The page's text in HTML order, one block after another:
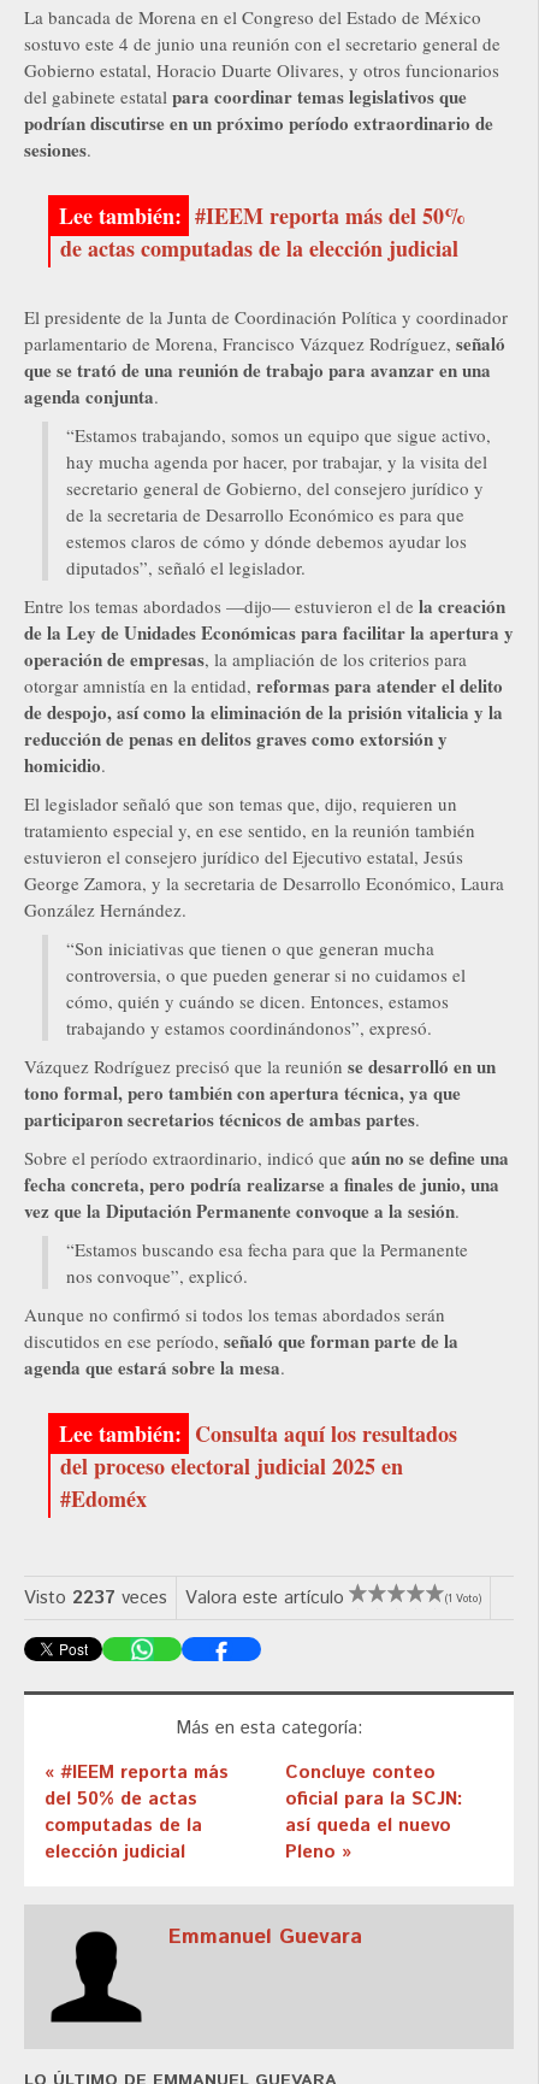
La bancada de Morena en el Congreso del Estado de México
sostuvo este 4 de junio una reunión con el secretario general de
Gobierno estatal, Horacio Duarte Olivares, y otros funcionarios
del gabinete estatal para coordinar temas legislativos que
podrían discutirse en un próximo período extraordinario de
sesiones.
#IEEM reporta más del 50%
de actas computadas de la elección judicial
El presidente de la Junta de Coordinación Política y coordinador
parlamentario de Morena, Francisco Vázquez Rodríguez, señaló
que se trató de una reunión de trabajo para avanzar en una
agenda conjunta.
“Estamos trabajando, somos un equipo que sigue activo,
hay mucha agenda por hacer, por trabajar, y la visita del
secretario general de Gobierno, del consejero jurídico y
de la secretaria de Desarrollo Económico es para que
estemos claros de cómo y dónde debemos ayudar los
diputados”, señaló el legislador.
Entre los temas abordados —dijo— estuvieron el de la creación
de la Ley de Unidades Económicas para facilitar la apertura y
operación de empresas, la ampliación de los criterios para
otorgar amnistía en la entidad, reformas para atender el delito
de despojo, así como la eliminación de la prisión vitalicia y la
reducción de penas en delitos graves como extorsión y
homicidio.
El legislador señaló que son temas que, dijo, requieren un
tratamiento especial y, en ese sentido, en la reunión también
estuvieron el consejero jurídico del Ejecutivo estatal, Jesús
George Zamora, y la secretaria de Desarrollo Económico, Laura
González Hernández.
“Son iniciativas que tienen o que generan mucha
controversia, o que pueden generar si no cuidamos el
cómo, quién y cuándo se dicen. Entonces, estamos
trabajando y estamos coordinándonos”, expresó.
Vázquez Rodríguez precisó que la reunión se desarrolló en un
tono formal, pero también con apertura técnica, ya que
participaron secretarios técnicos de ambas partes.
Sobre el período extraordinario, indicó que aún no se define una
fecha concreta, pero podría realizarse a finales de junio, una
vez que la Diputación Permanente convoque a la sesión.
“Estamos buscando esa fecha para que la Permanente
nos convoque”, explicó.
Aunque no confirmó si todos los temas abordados serán
discutidos en ese período, señaló que forman parte de la
agenda que estará sobre la mesa.
Consulta aquí los resultados
del proceso electoral judicial 2025 en
#Edoméx
Visto 2237 veces Valora este artículo (1 Voto)
Más en esta categoría:
« #IEEM reporta más
del 50% de actas
computadas de la
elección judicial
Concluye conteo
oficial para la SCJN:
así queda el nuevo
Pleno »
Emmanuel Guevara